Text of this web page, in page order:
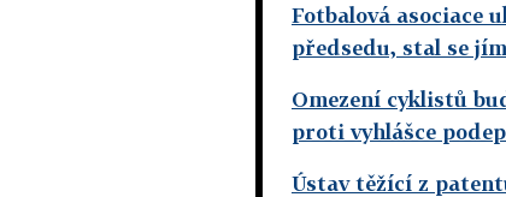
Fotbalová asociace
předsedu, stal se
Omezení cyklistů
proti vyhlášce
Ústav těžící z